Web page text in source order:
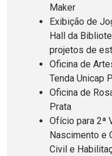
Maker
Exibição de
Hall da
projetos de
Oficina de
Tenda Unicap
Oficina de
Prata
Ofício para 2ª
Nascimento e
Civil e